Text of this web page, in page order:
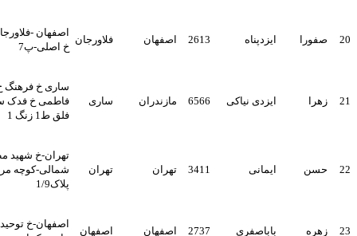
ایزدپناه 2613 اصفهان فلاورجان
اصفهان -فلاورجان-پیربکران-
خ اصلی-پ7
ایزدی نیاکی 6566 مازندران ساری
ساری خ فرهنگ خ دکتر
فاطمی خ فدک ساختمان
ایمانی 3411 تهران تهران
تهران-خ شهید مطهری-مفتح
شمالی-کوچه مرزبان-
باباصفری 2737 اصفهان اصفهان
اصفهان-خ توحید میانی-جنب